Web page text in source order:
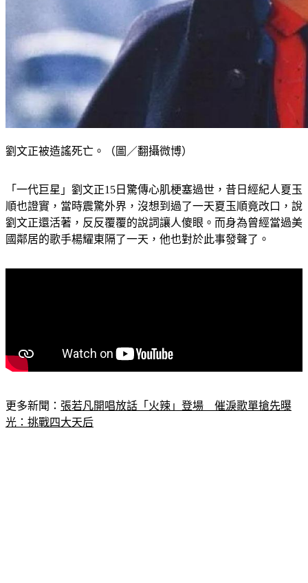
順也證實，當時震驚外界，沒想到過了一天夏玉順竟改口，說
劉文正還活著，反反覆覆的說詞讓人傻眼。而身為曾經當過美
國鄰居的歌手楊耀東隔了一天，他也對於此事發聲了。
光：挑戰四大天后